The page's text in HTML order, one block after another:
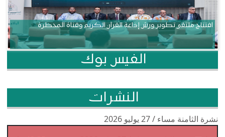
افتتاح ملتقى تطوير ورش إذاعة القرآن الكريم وقناة المحظرة
الفيس بوك
النشرات
نشرة الثامنة مساء / 27 يوليو 2026